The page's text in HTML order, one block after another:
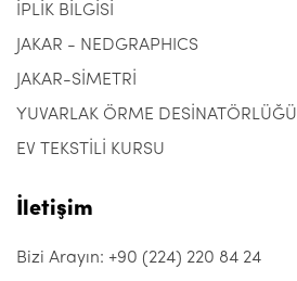
İPLİK BİLGİSİ
JAKAR - NEDGRAPHICS
JAKAR-SİMETRİ
YUVARLAK ÖRME DESİNATÖRLÜĞÜ
EV TEKSTİLİ KURSU
İletişim
Bizi Arayın: +90 (224) 220 84 24